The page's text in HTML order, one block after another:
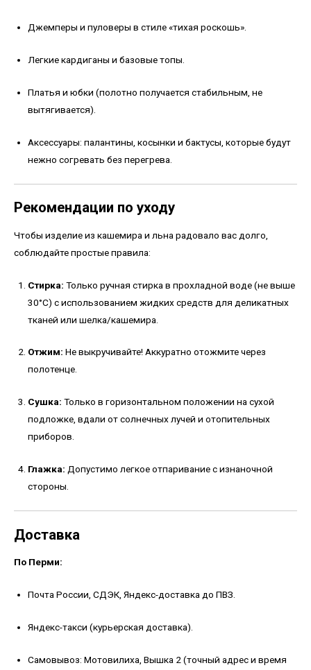
Джемперы и пуловеры в стиле «тихая роскошь».
Легкие кардиганы и базовые топы.
Платья и юбки (полотно получается стабильным, не
вытягивается).
Аксессуары: палантины, косынки и бактусы, которые будут
нежно согревать без перегрева.
Рекомендации по уходу
Чтобы изделие из кашемира и льна радовало вас долго,
соблюдайте простые правила:
Стирка: Только ручная стирка в прохладной воде (не выше
30°C) с использованием жидких средств для деликатных
тканей или шелка/кашемира.
Отжим: Не выкручивайте! Аккуратно отожмите через
полотенце.
Сушка: Только в горизонтальном положении на сухой
подложке, вдали от солнечных лучей и отопительных
приборов.
Глажка: Допустимо легкое отпаривание с изнаночной
стороны.
Доставка
По Перми:
Почта России, СДЭК, Яндекс-доставка до ПВЗ.
Яндекс-такси (курьерская доставка).
Самовывоз: Мотовилиха, Вышка 2 (точный адрес и время